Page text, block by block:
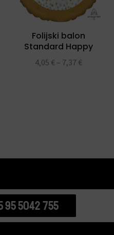
Folijski balon
Standard Happy
Birthday Confetti
4,05 € – 7,37 €
95 5042 755